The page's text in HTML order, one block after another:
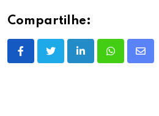
Compartilhe:
LinkedInWhatsappShare